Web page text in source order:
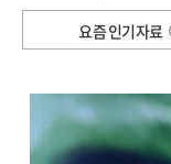
요즘 인기자료